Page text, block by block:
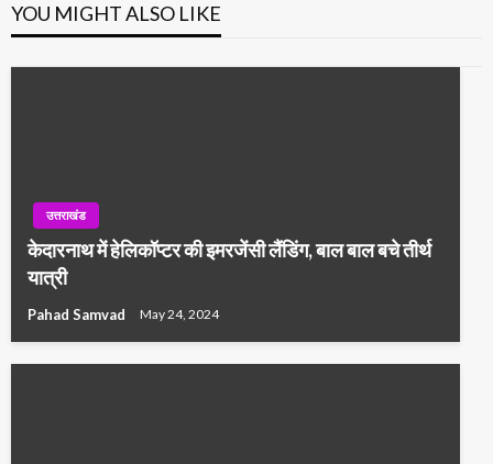
YOU MIGHT ALSO LIKE
उत्तराखंड
केदारनाथ में हेलिकॉप्टर की इमरजेंसी लैंडिंग, बाल बाल बचे तीर्थ
यात्री
Pahad Samvad May 24, 2024